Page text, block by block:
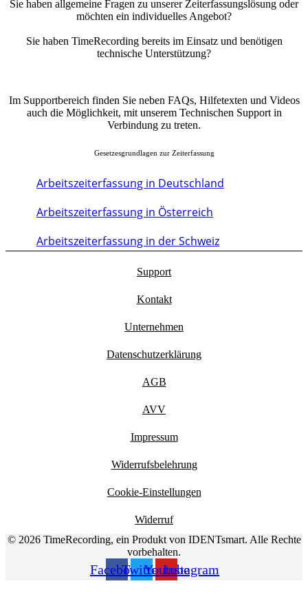
Sie haben allgemeine Fragen zu unserer Zeiterfassungslösung oder
möchten ein individuelles Angebot?
Sie haben TimeRecording bereits im Einsatz und benötigen
technische Unterstützung?
Im Supportbereich finden Sie neben FAQs, Hilfetexten und Videos
auch die Möglichkeit, mit unserem Technischen Support in
Verbindung zu treten.
Gesetzesgrundlagen zur Zeiterfassung
Arbeitszeiterfassung in Deutschland
Arbeitszeiterfassung in Österreich
Arbeitszeiterfassung in der Schweiz
Support
Kontakt
Unternehmen
Datenschutzerklärung
AGB
AVV
Impressum
Widerrufsbelehrung
Cookie-Einstellungen
Widerruf
© 2026 TimeRecording, ein Produkt von IDENTsmart. Alle Rechte
vorbehalten.
Facebook
TwitterYoutube
Instagram